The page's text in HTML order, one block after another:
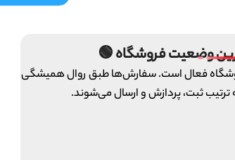
وضعیت فروشگاه 🟢
فعال است. سفارش‌ها طبق روال همیشگی
ترتیب ثبت، پردازش و ارسال می‌شوند.